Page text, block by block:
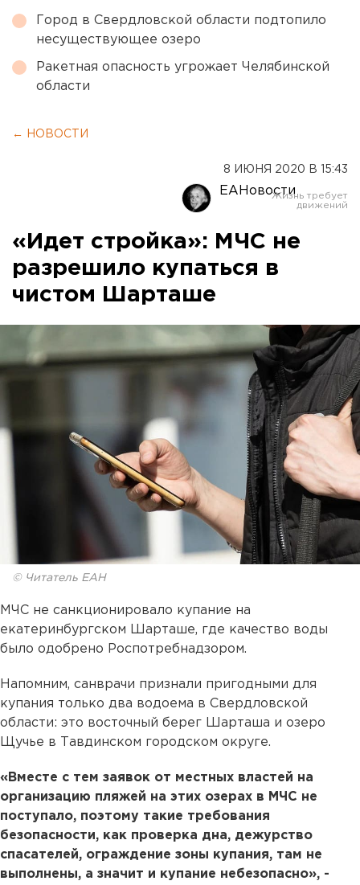
Город в Свердловской области подтопило
несуществующее озеро
Ракетная опасность угрожает Челябинской
области
← НОВОСТИ
8 ИЮНЯ 2020 В 15:43
ЕАНовости
«Идет стройка»: МЧС не
разрешило купаться в
чистом Шарташе
© Читатель ЕАН
МЧС не санкционировало купание на
екатеринбургском Шарташе, где качество воды
было одобрено Роспотребнадзором.
Напомним, санврачи признали пригодными для
купания только два водоема в Свердловской
области: это восточный берег Шарташа и озеро
Щучье в Тавдинском городском округе.
«Вместе с тем заявок от местных властей на
организацию пляжей на этих озерах в МЧС не
поступало, поэтому такие требования
безопасности, как проверка дна, дежурство
спасателей, ограждение зоны купания, там не
выполнены, а значит и купание небезопасно», -